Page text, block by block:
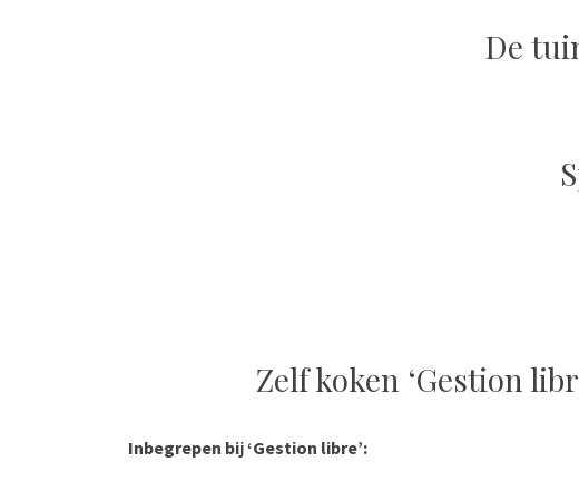
De
Zelf koken ‘Gestion
Inbegrepen bij ‘Gestion libre’: